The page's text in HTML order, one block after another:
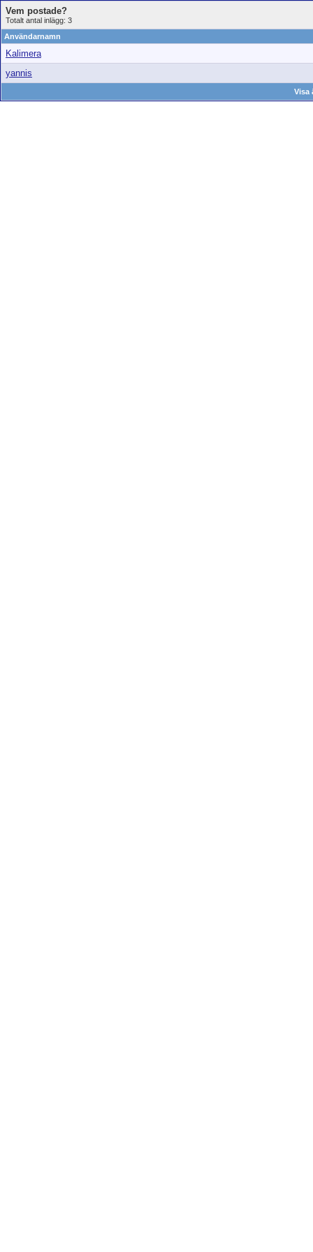
Vem postade?
Totalt antal inlägg: 3
Användarnamn
Kalimera
yannis
Visa